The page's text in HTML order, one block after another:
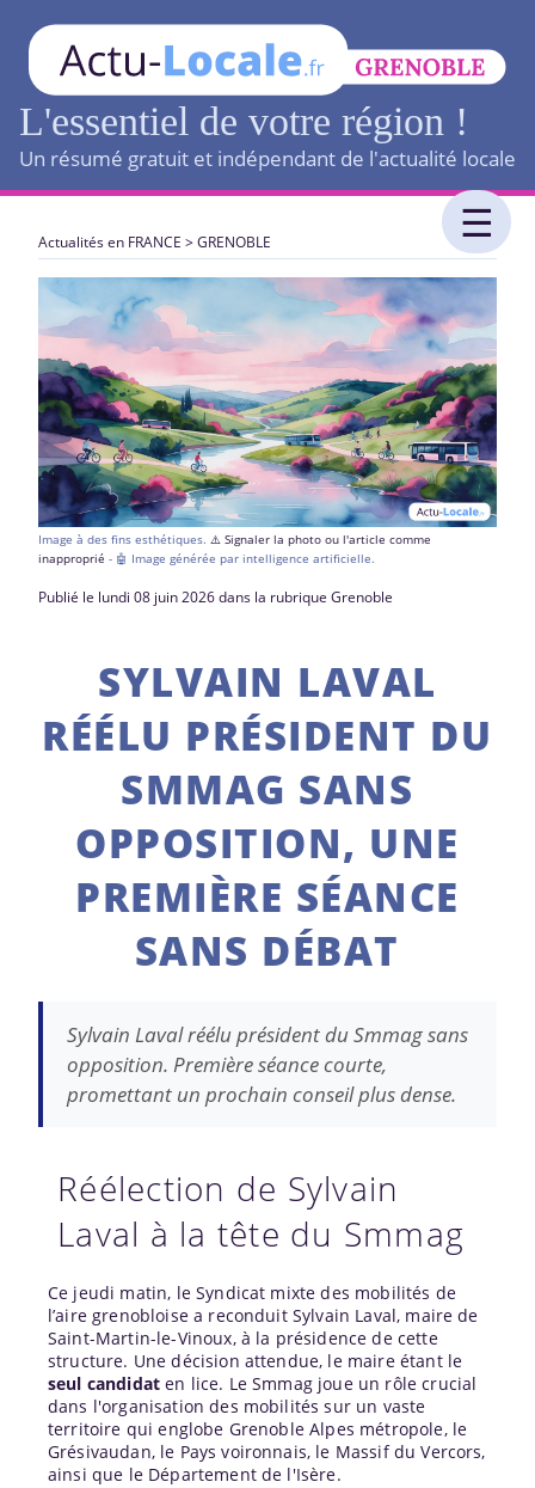
L'essentiel de votre région !
Un résumé gratuit et indépendant de l'actualité locale
Actualités en FRANCE >GRENOBLE
Image à des fins esthétiques. ⚠️ Signaler la photo ou l'article comme
inapproprié - 🤖 Image générée par intelligence artificielle.
Publié le lundi 08 juin 2026 dans la rubrique Grenoble
SYLVAIN LAVAL
RÉÉLU PRÉSIDENT DU
SMMAG SANS
OPPOSITION, UNE
PREMIÈRE SÉANCE
SANS DÉBAT
Sylvain Laval réélu président du Smmag sans
opposition. Première séance courte,
promettant un prochain conseil plus dense.
Réélection de Sylvain
Laval à la tête du Smmag
Ce jeudi matin, le Syndicat mixte des mobilités de
l’aire grenobloise a reconduit Sylvain Laval, maire de
Saint-Martin-le-Vinoux, à la présidence de cette
structure. Une décision attendue, le maire étant le
seul candidat en lice. Le Smmag joue un rôle crucial
dans l'organisation des mobilités sur un vaste
territoire qui englobe Grenoble Alpes métropole, le
Grésivaudan, le Pays voironnais, le Massif du Vercors,
ainsi que le Département de l'Isère.